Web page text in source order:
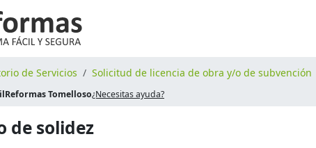
de Servicios Solicitud de licencia de obra y/o de subvención
Tomelloso¿Necesitas ayuda?
de solidez